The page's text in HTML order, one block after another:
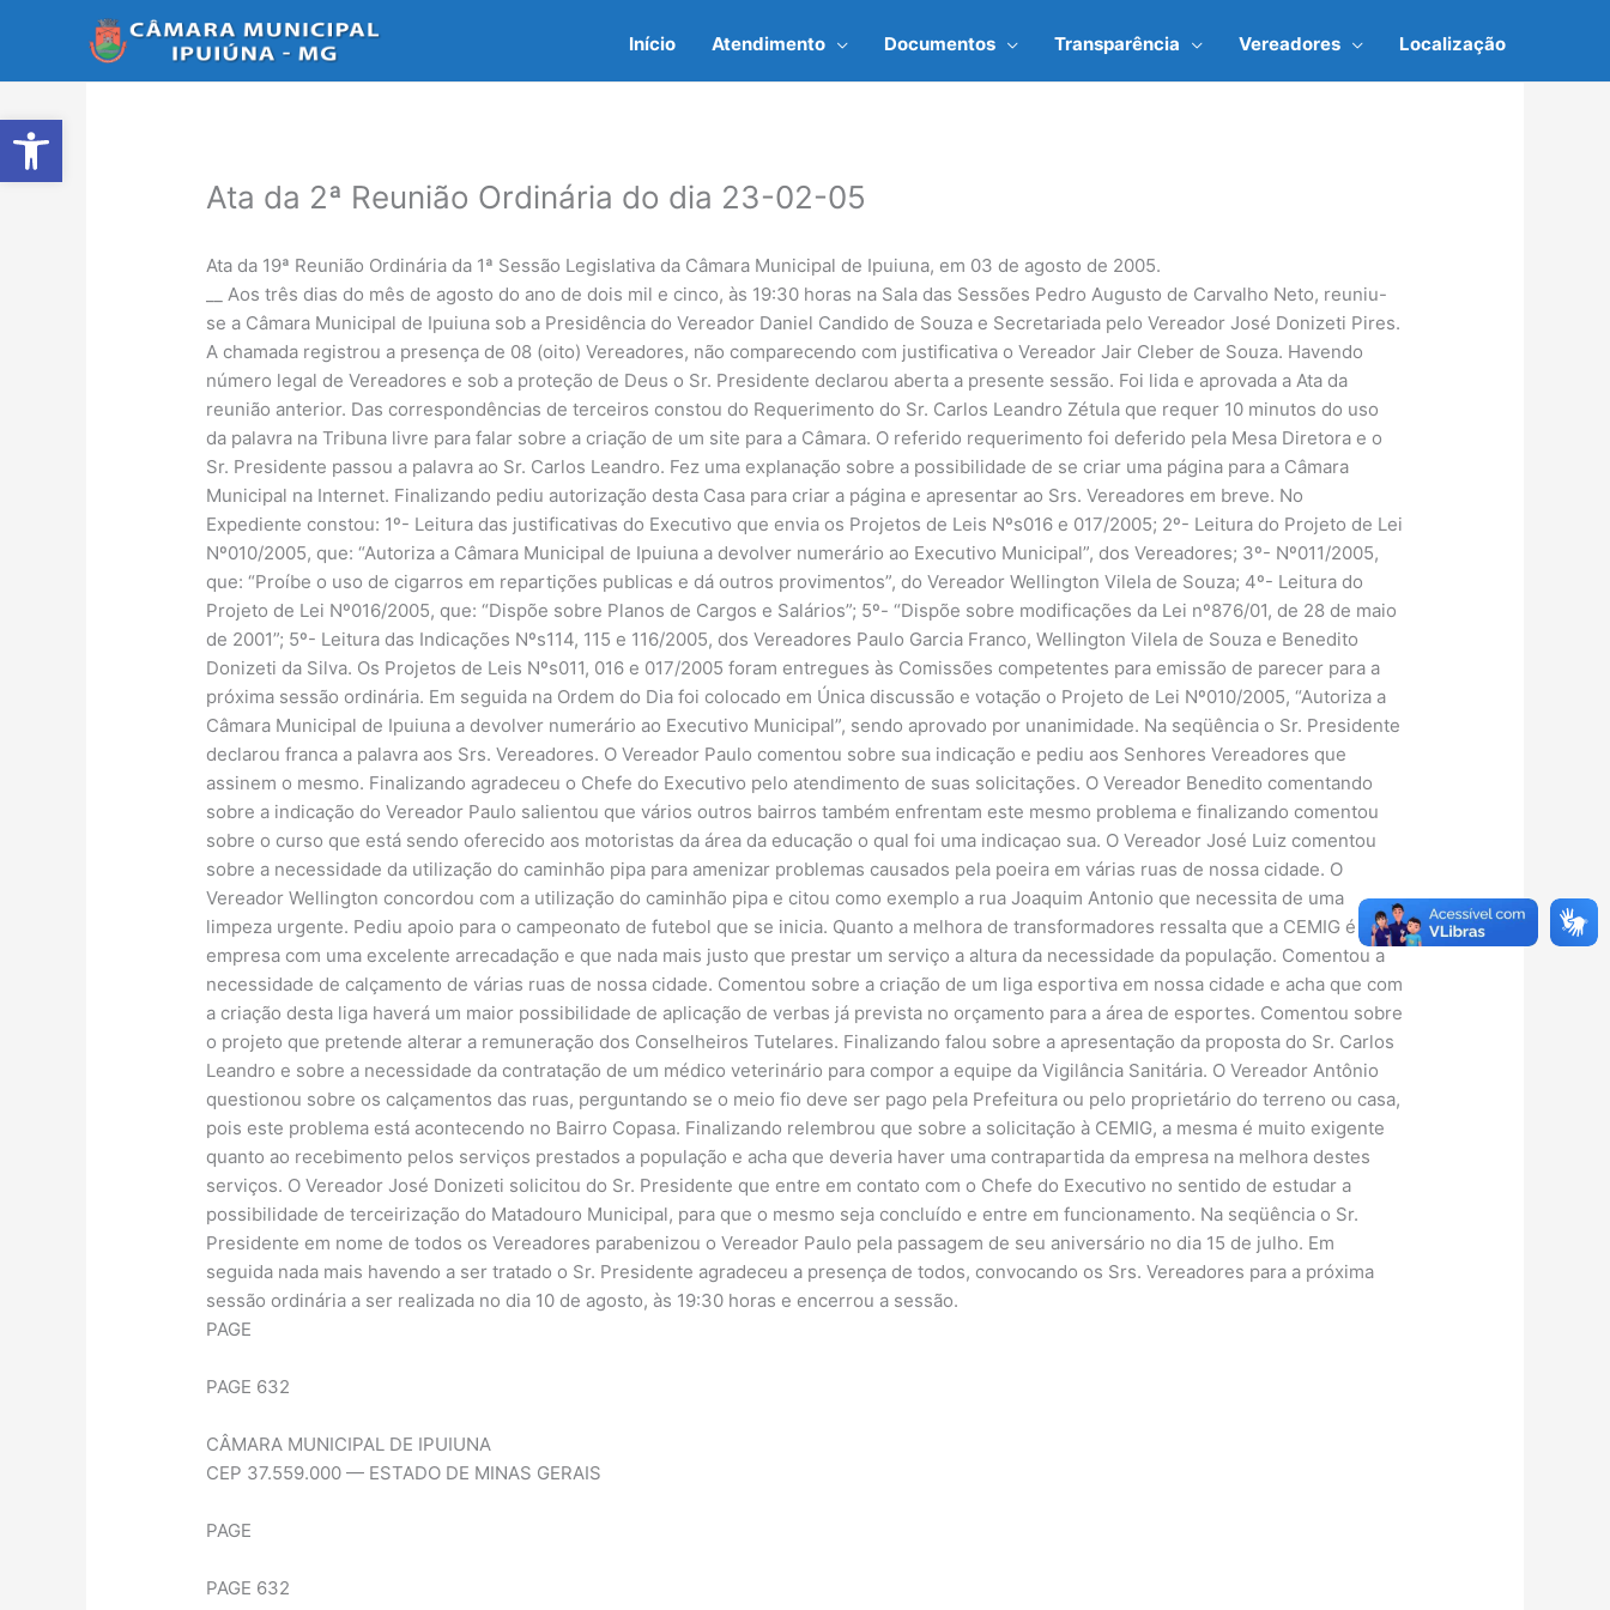
Abrir a barra de ferramentas
Início Atendimento Documentos Transparência Vereadores Localização
Ata da 2ª Reunião Ordinária do dia 23-02-05
Ata da 19ª Reunião Ordinária da 1ª Sessão Legislativa da Câmara Municipal de Ipuiuna, em 03 de agosto de 2005.
__ Aos três dias do mês de agosto do ano de dois mil e cinco, às 19:30 horas na Sala das Sessões Pedro Augusto de Carvalho Neto, reuniu-
se a Câmara Municipal de Ipuiuna sob a Presidência do Vereador Daniel Candido de Souza e Secretariada pelo Vereador José Donizeti Pires.
A chamada registrou a presença de 08 (oito) Vereadores, não comparecendo com justificativa o Vereador Jair Cleber de Souza. Havendo
número legal de Vereadores e sob a proteção de Deus o Sr. Presidente declarou aberta a presente sessão. Foi lida e aprovada a Ata da
reunião anterior. Das correspondências de terceiros constou do Requerimento do Sr. Carlos Leandro Zétula que requer 10 minutos do uso
da palavra na Tribuna livre para falar sobre a criação de um site para a Câmara. O referido requerimento foi deferido pela Mesa Diretora e o
Sr. Presidente passou a palavra ao Sr. Carlos Leandro. Fez uma explanação sobre a possibilidade de se criar uma página para a Câmara
Municipal na Internet. Finalizando pediu autorização desta Casa para criar a página e apresentar ao Srs. Vereadores em breve. No
Expediente constou: 1º- Leitura das justificativas do Executivo que envia os Projetos de Leis Nºs016 e 017/2005; 2º- Leitura do Projeto de Lei
Nº010/2005, que: “Autoriza a Câmara Municipal de Ipuiuna a devolver numerário ao Executivo Municipal”, dos Vereadores; 3º- Nº011/2005,
que: “Proíbe o uso de cigarros em repartições publicas e dá outros provimentos”, do Vereador Wellington Vilela de Souza; 4º- Leitura do
Projeto de Lei Nº016/2005, que: “Dispõe sobre Planos de Cargos e Salários”; 5º- “Dispõe sobre modificações da Lei nº876/01, de 28 de maio
de 2001”; 5º- Leitura das Indicações Nºs114, 115 e 116/2005, dos Vereadores Paulo Garcia Franco, Wellington Vilela de Souza e Benedito
Donizeti da Silva. Os Projetos de Leis Nºs011, 016 e 017/2005 foram entregues às Comissões competentes para emissão de parecer para a
próxima sessão ordinária. Em seguida na Ordem do Dia foi colocado em Única discussão e votação o Projeto de Lei Nº010/2005, “Autoriza a
Câmara Municipal de Ipuiuna a devolver numerário ao Executivo Municipal”, sendo aprovado por unanimidade. Na seqüência o Sr. Presidente
declarou franca a palavra aos Srs. Vereadores. O Vereador Paulo comentou sobre sua indicação e pediu aos Senhores Vereadores que
assinem o mesmo. Finalizando agradeceu o Chefe do Executivo pelo atendimento de suas solicitações. O Vereador Benedito comentando
sobre a indicação do Vereador Paulo salientou que vários outros bairros também enfrentam este mesmo problema e finalizando comentou
sobre o curso que está sendo oferecido aos motoristas da área da educação o qual foi uma indicaçao sua. O Vereador José Luiz comentou
sobre a necessidade da utilização do caminhão pipa para amenizar problemas causados pela poeira em várias ruas de nossa cidade. O
Vereador Wellington concordou com a utilização do caminhão pipa e citou como exemplo a rua Joaquim Antonio que necessita de uma
limpeza urgente. Pediu apoio para o campeonato de futebol que se inicia. Quanto a melhora de transformadores ressalta que a CEMIG é uma
empresa com uma excelente arrecadação e que nada mais justo que prestar um serviço a altura da necessidade da população. Comentou a
necessidade de calçamento de várias ruas de nossa cidade. Comentou sobre a criação de um liga esportiva em nossa cidade e acha que com
a criação desta liga haverá um maior possibilidade de aplicação de verbas já prevista no orçamento para a área de esportes. Comentou sobre
o projeto que pretende alterar a remuneração dos Conselheiros Tutelares. Finalizando falou sobre a apresentação da proposta do Sr. Carlos
Leandro e sobre a necessidade da contratação de um médico veterinário para compor a equipe da Vigilância Sanitária. O Vereador Antônio
questionou sobre os calçamentos das ruas, perguntando se o meio fio deve ser pago pela Prefeitura ou pelo proprietário do terreno ou casa,
pois este problema está acontecendo no Bairro Copasa. Finalizando relembrou que sobre a solicitação à CEMIG, a mesma é muito exigente
quanto ao recebimento pelos serviços prestados a população e acha que deveria haver uma contrapartida da empresa na melhora destes
serviços. O Vereador José Donizeti solicitou do Sr. Presidente que entre em contato com o Chefe do Executivo no sentido de estudar a
possibilidade de terceirização do Matadouro Municipal, para que o mesmo seja concluído e entre em funcionamento. Na seqüência o Sr.
Presidente em nome de todos os Vereadores parabenizou o Vereador Paulo pela passagem de seu aniversário no dia 15 de julho. Em
seguida nada mais havendo a ser tratado o Sr. Presidente agradeceu a presença de todos, convocando os Srs. Vereadores para a próxima
sessão ordinária a ser realizada no dia 10 de agosto, às 19:30 horas e encerrou a sessão.
PAGE
PAGE 632
CÂMARA MUNICIPAL DE IPUIUNA
CEP 37.559.000 — ESTADO DE MINAS GERAIS
PAGE
PAGE 632